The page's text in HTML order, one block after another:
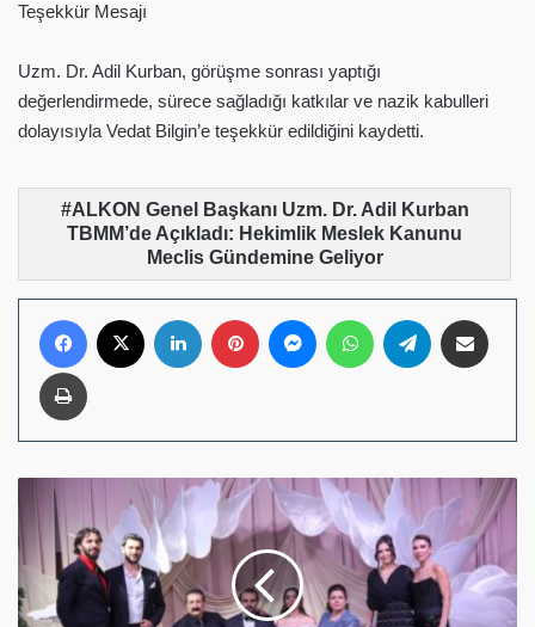
Teşekkür Mesajı
Uzm. Dr. Adil Kurban, görüşme sonrası yaptığı
değerlendirmede, sürece sağladığı katkılar ve nazik kabulleri
dolayısıyla Vedat Bilgin’e teşekkür edildiğini kaydetti.
ALKON Genel Başkanı Uzm. Dr. Adil Kurban
TBMM’de Açıkladı: Hekimlik Meslek Kanunu
Meclis Gündemine Geliyor
Facebook LinkedIn PinterestMessengerWhatsAppTelegram
Yazdır
DİYARBAKIR'I
BULUŞTURAN
DÜĞÜN